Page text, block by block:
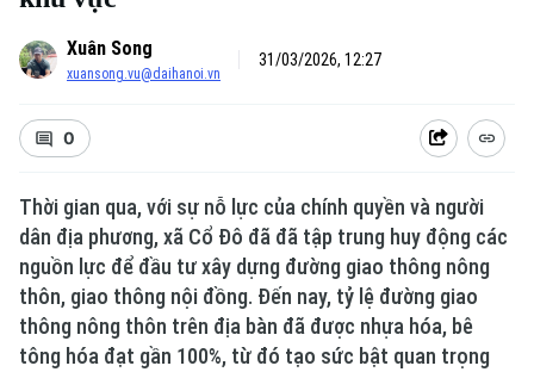
Xuân Song
xuansong.vu@daihanoi.vn
31/03/2026, 12:27
0
Thời gian qua, với sự nỗ lực của chính quyền và người
dân địa phương, xã Cổ Đô đã đã tập trung huy động các
nguồn lực để đầu tư xây dựng đường giao thông nông
thôn, giao thông nội đồng. Đến nay, tỷ lệ đường giao
thông nông thôn trên địa bàn đã được nhựa hóa, bê
tông hóa đạt gần 100%, từ đó tạo sức bật quan trọng